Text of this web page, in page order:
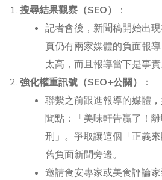
搜尋結果觀察（SEO）
：
記者會後，新聞稿開始出
頁仍有兩家媒體的負面報
太高，而且報導當下是事實
強化權重訊號（SEO+公關）
：
聯繫之前跟進報導的媒體
聞點：「美味軒告贏了！
刑」。爭取讓這個「正義
舊負面新聞旁邊。
邀請食安專家或美食評論